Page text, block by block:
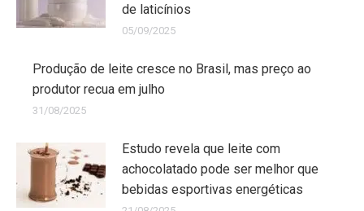
de laticínios
05/09/2025
Produção de leite cresce no Brasil, mas preço ao
produtor recua em julho
31/08/2025
Estudo revela que leite com
achocolatado pode ser melhor que
bebidas esportivas energéticas